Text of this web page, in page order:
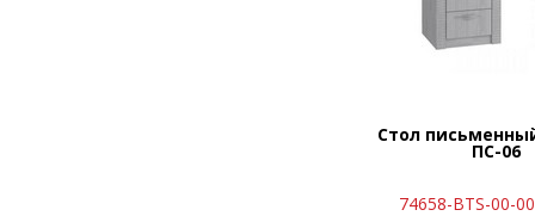
Стол
ПС-06
74658-BTS-00-